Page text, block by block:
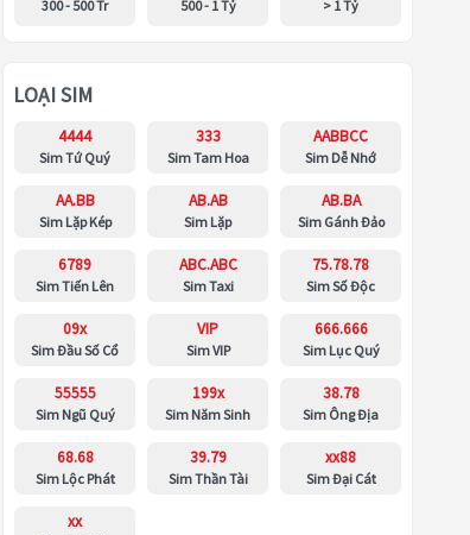
300 - 500 Tr 500 - 1 Tỷ > 1 Tỷ
LOẠI SIM
4444
Sim Tứ Quý
333
Sim Tam Hoa
AABBCC
Sim Dễ Nhớ
AA.BB
Sim Lặp Kép
AB.AB
Sim Lặp
AB.BA
Sim Gánh Đảo
6789
Sim Tiến Lên
ABC.ABC
Sim Taxi
75.78.78
Sim Số Độc
09x
Sim Đầu Số Cổ
VIP
Sim VIP
666.666
Sim Lục Quý
55555
Sim Ngũ Quý
199x
Sim Năm Sinh
38.78
Sim Ông Địa
68.68
Sim Lộc Phát
39.79
Sim Thần Tài
xx88
Sim Đại Cát
xx